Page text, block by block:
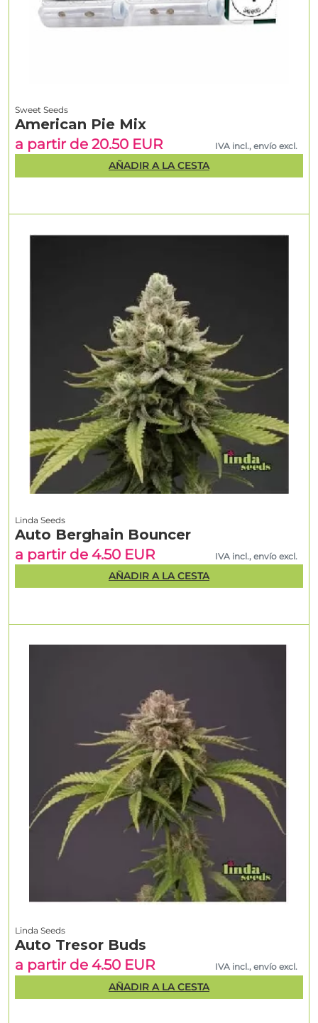
Linda Seeds
Auto Tresor Buds
a partir de 4.50 EUR
IVA incl., envío excl.
AÑADIR A LA CESTA
Linda Seeds
Auto Berghain Bouncer
a partir de 4.50 EUR
IVA incl., envío excl.
AÑADIR A LA CESTA
Sweet Seeds
American Pie Mix
a partir de 20.50 EUR
IVA incl., envío excl.
AÑADIR A LA CESTA